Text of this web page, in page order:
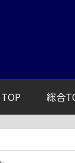
総合